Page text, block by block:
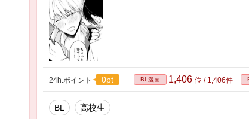
24h.ポイント 0pt BL漫画 1,406 位 / 1,406件
BL 高校生